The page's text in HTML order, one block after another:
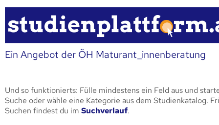
Ein Angebot der ÖH Maturant_innenberatung
Und so funktionierts: Fülle mindestens ein Feld aus und
Suche oder wähle eine Kategorie aus dem Studienkatalog.
Suchen findest du im Suchverlauf.